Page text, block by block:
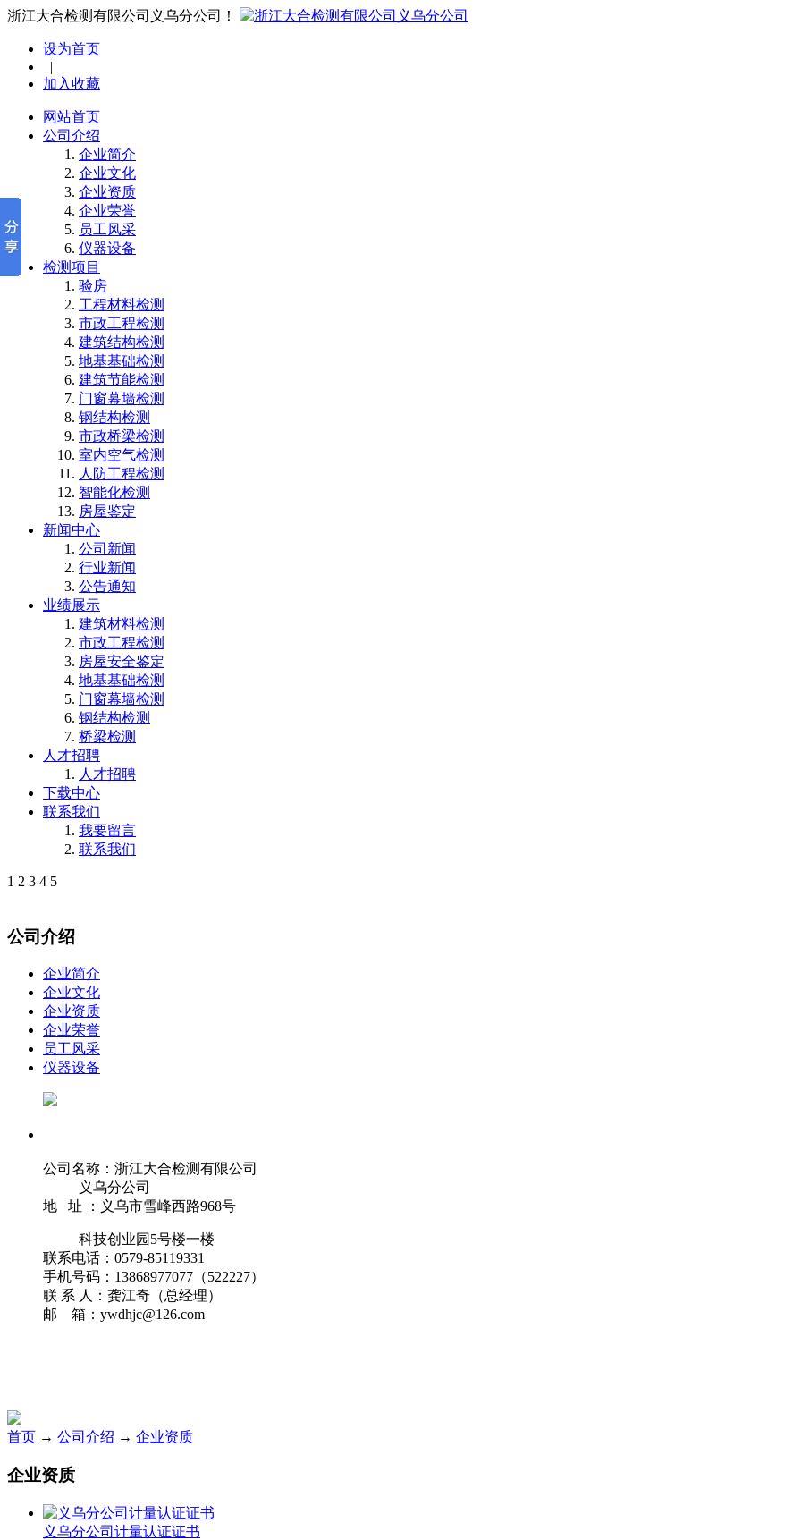
浙江大合检测有限公司义乌分公司！
设为首页
|
加入收藏
网站首页
公司介绍
企业简介
企业文化
企业资质
企业荣誉
员工风采
仪器设备
检测项目
验房
工程材料检测
市政工程检测
建筑结构检测
地基基础检测
建筑节能检测
门窗幕墙检测
钢结构检测
市政桥梁检测
室内空气检测
人防工程检测
智能化检测
房屋鉴定
新闻中心
公司新闻
行业新闻
公告通知
业绩展示
建筑材料检测
市政工程检测
房屋安全鉴定
地基基础检测
门窗幕墙检测
钢结构检测
桥梁检测
人才招聘
人才招聘
下载中心
联系我们
我要留言
联系我们
1 2 3 4 5
公司介绍
企业简介
企业文化
企业资质
企业荣誉
员工风采
仪器设备
公司名称：浙江大合检测有限公司
义乌分公司
地 址 ：义乌市雪峰西路968号
科技创业园5号楼一楼
联系电话：0579-85119331
手机号码：13868977077（522227）
联 系 人：龚江奇（总经理）
邮 箱：ywdhjc@126.com
首页 → 公司介绍 → 企业资质
企业资质
义乌分公司计量认证证书